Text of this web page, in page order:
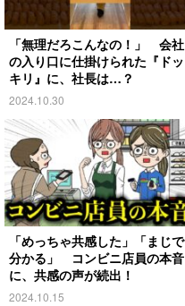
「無理だろこんなの！」 会社
の入り口に仕掛けられた『ドッ
キリ』に、社長は…？
2024.10.30
「めっちゃ共感した」「まじで
分かる」 コンビニ店員の本音
に、共感の声が続出！
2024.10.15